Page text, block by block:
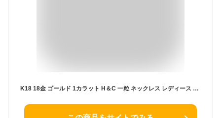
K18 18金 ゴールド 1カラット H＆C 一粒 ネックレス レディース 大人 シンプル 誕生日 プレゼント 記念日 フォーマル カジュアル ジュエリー 一粒 女性 彼女 妻 20代 40代 30代 50代 ブランド 18k クリスマス 2025